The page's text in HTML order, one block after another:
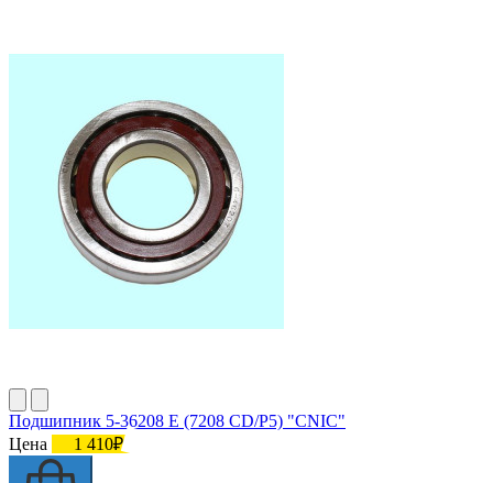
Подшипник 5-36208 Е (7208 CD/P5) "CNIC"
Цена
1 410₽